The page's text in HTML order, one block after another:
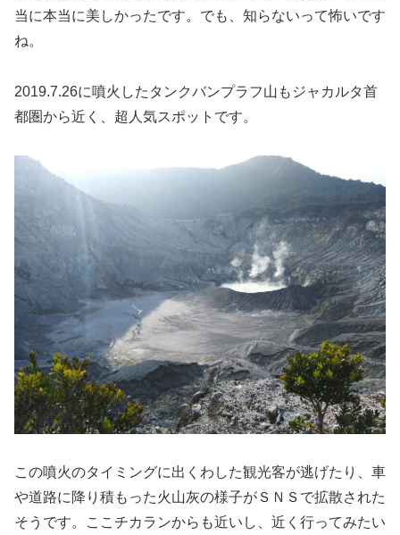
当に本当に美しかったです。でも、知らないって怖いです
ね。
2019.7.26に噴火したタンクバンプラフ山もジャカルタ首
都圏から近く、超人気スポットです。
この噴火のタイミングに出くわした観光客が逃げたり、車
や道路に降り積もった火山灰の様子がＳＮＳで拡散された
そうです。ここチカランからも近いし、近く行ってみたい